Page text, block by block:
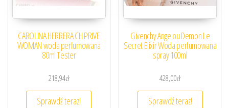
CAROLINA HERRERA CH PRIVE
WOMAN woda perfumowana
80ml Tester
218,94zł
Sprawdź teraz!
Givenchy Ange ou Demon Le
Secret Elixir Woda perfumowana
spray 100ml
428,00zł
Sprawdź teraz!